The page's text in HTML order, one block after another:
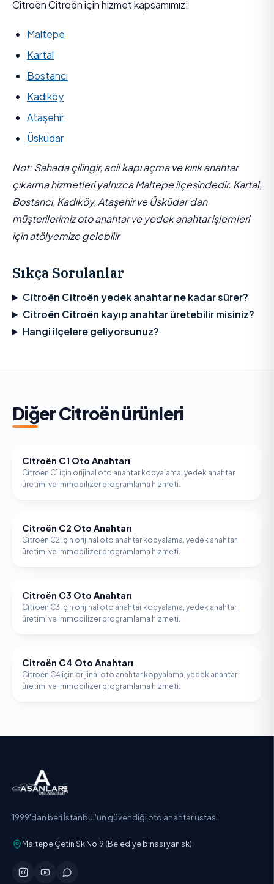
Citroën Citroën için hizmet kapsamımız:
Maltepe
Kartal
Bostancı
Kadıköy
Ataşehir
Üsküdar
Not: Sahada çilingir, acil kapı açma ve kırık anahtar
çıkarma hizmetleri yalnızca Maltepe ilçesindedir. Kartal,
Bostancı, Kadıköy, Ataşehir ve Üsküdar'dan
müşterilerimiz oto anahtar ve yedek anahtar işlemleri
için atölyemize gelebilir.
Sıkça Sorulanlar
Citroën Citroën yedek anahtar ne kadar sürer?
Citroën Citroën kayıp anahtar üretebilir misiniz?
Hangi ilçelere geliyorsunuz?
DiğerCitroënürünleri
CITROËN
Citroën C1 Oto Anahtarı
Citroën C1 için orijinal oto anahtar kopyalama, yedek anahtar
üretimi ve immobilizer programlama hizmeti.
CITROËN
Citroën C2 Oto Anahtarı
Citroën C2 için orijinal oto anahtar kopyalama, yedek anahtar
üretimi ve immobilizer programlama hizmeti.
CITROËN
Citroën C3 Oto Anahtarı
Citroën C3 için orijinal oto anahtar kopyalama, yedek anahtar
üretimi ve immobilizer programlama hizmeti.
CITROËN
Citroën C4 Oto Anahtarı
Citroën C4 için orijinal oto anahtar kopyalama, yedek anahtar
üretimi ve immobilizer programlama hizmeti.
1999'dan beri İstanbul'un güvendiği oto anahtar ustası
Maltepe Çetin Sk No:9 (Belediye binası yan sk)